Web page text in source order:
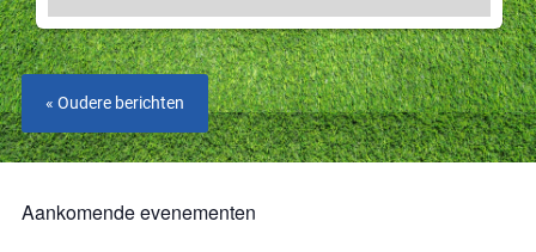
« Oudere berichten
Aankomende evenementen